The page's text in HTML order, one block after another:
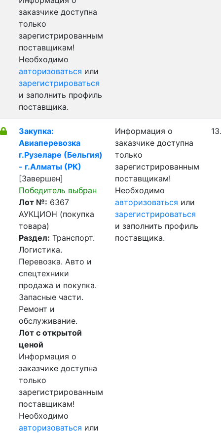
заказчике доступна
только
зарегистрированным
поставщикам!
Необходимо
авторизоваться или
зарегистрироваться
и заполнить профиль
поставщика.
Закупка:
Авиаперевозка
г.Рузеларе (Бельгия)
- г.Алматы (РК)
[Завершен]
Победитель выбран
Лот №: 6367
АУКЦИОН (покупка
товара)
Раздел: Транспорт.
Логистика.
Перевозка. Авто и
спецтехники
продажа и покупка.
Запасные части.
Ремонт и
обслуживание.
Лот с открытой
ценой
Информация о
заказчике доступна
только
зарегистрированным
поставщикам!
Необходимо
авторизоваться или
Информация о
заказчике доступна
только
зарегистрированным
поставщикам!
Необходимо
авторизоваться или
зарегистрироваться
и заполнить профиль
поставщика.